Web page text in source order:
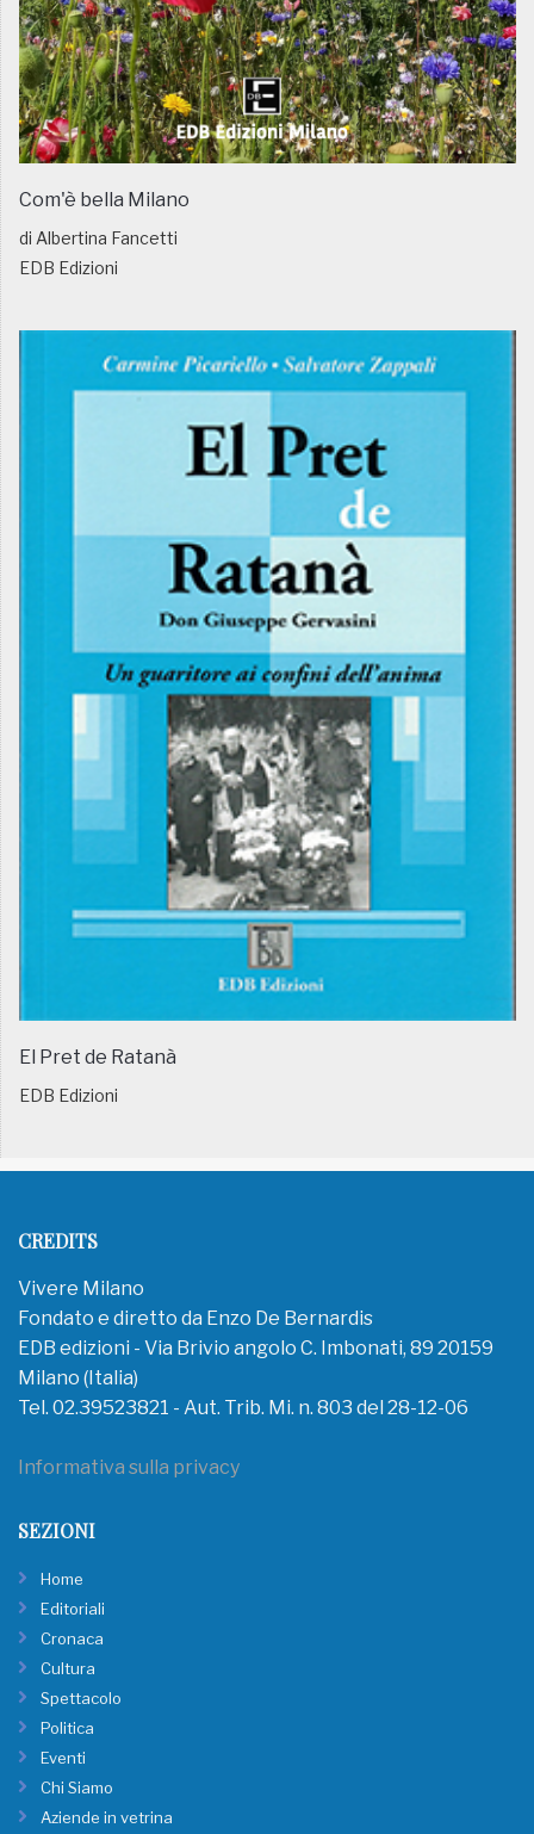
Com'è bella Milano
di Albertina Fancetti
EDB Edizioni
El Pret de Ratanà
EDB Edizioni
CREDITS
Vivere Milano
Fondato e diretto da Enzo De Bernardis
EDB edizioni - Via Brivio angolo C. Imbonati, 89 20159
Milano (Italia)
Tel. 02.39523821 - Aut. Trib. Mi. n. 803 del 28-12-06
Informativa sulla privacy
SEZIONI
Home
Editoriali
Cronaca
Cultura
Spettacolo
Politica
Eventi
Chi Siamo
Aziende in vetrina